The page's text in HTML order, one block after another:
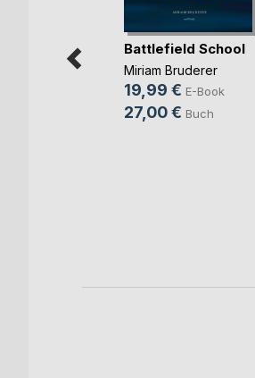
Battlefield School
Miriam Bruderer
19,99 € E-Book
27,00 € Buch